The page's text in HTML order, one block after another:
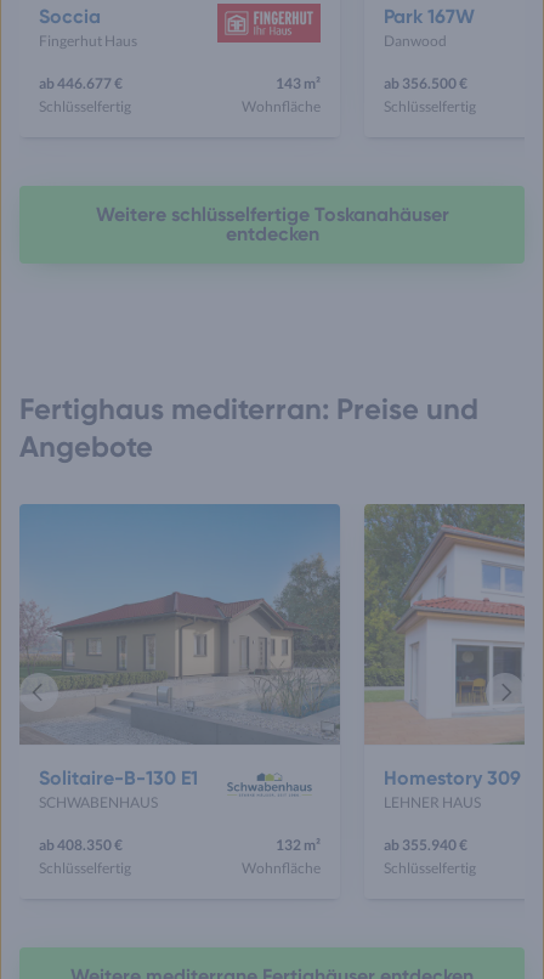
Soccia
Fingerhut Haus
ab 446.677 €
Schlüsselfertig
143 m²
Wohnfläche
Park 167W
Danwood
ab 356.500 €
Schlüsselfertig
Weitere schlüsselfertige Toskanahäuser
entdecken
Fertighaus mediterran: Preise und
Angebote
Solitaire-B-130 E1
SCHWABENHAUS
ab 408.350 €
Schlüsselfertig
132 m²
Wohnfläche
Homestory 309
LEHNER HAUS
ab 355.940 €
Schlüsselfertig
Vorheriges